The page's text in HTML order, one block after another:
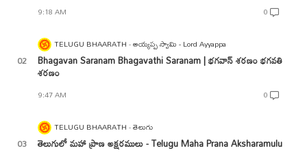
9:18 AM 0
TELUGU BHAARATH అయ్యప్ప స్వామి - Lord Ayyappa
Bhagavan Saranam Bhagavathi Saranam | భగవాన్ శరణం భగవతి
శరణం
9:47 AM 0
TELUGU BHAARATH తెలుగు
తెలుగులో మహా ప్రాణ అక్షరములు - Telugu Maha Prana Aksharamulu